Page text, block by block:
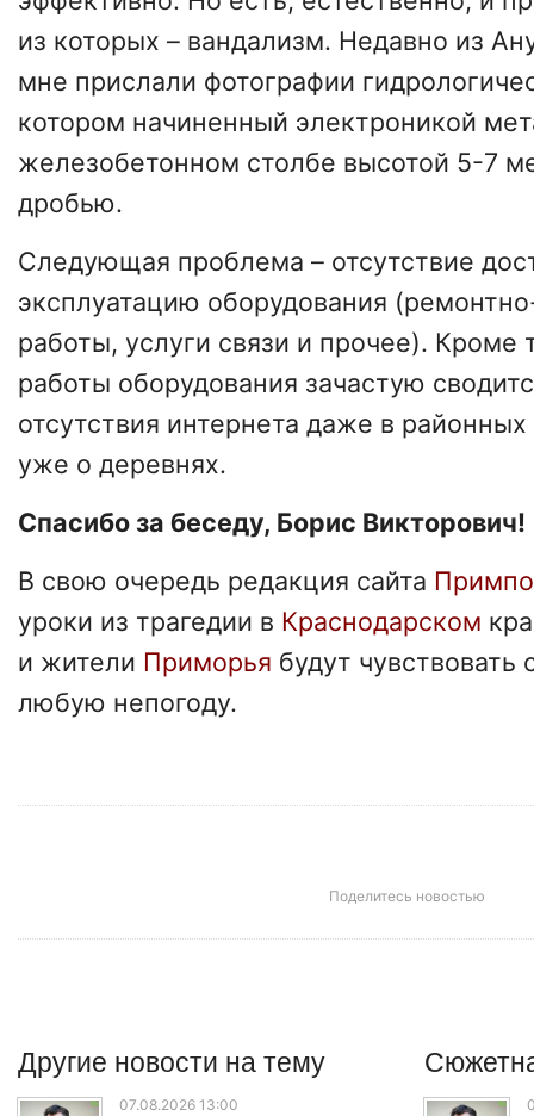
из которых – вандализм. Недавно из
мне прислали фотографии
котором начиненный электроникой
железобетонном столбе высотой 5-7
дробью.
Следующая проблема – отсутствие
эксплуатацию оборудования
работы, услуги связи и прочее). Кроме
работы оборудования зачастую
отсутствия интернета даже в
уже о деревнях.
Спасибо за беседу, Борис Викторович!
В свою очередь редакция сайта
уроки из трагедии в Краснодарском
и жители Приморья будут чувствовать
любую непогоду.
Поделитесь новостью
Другие новости на тему
07.08.2026 13:00